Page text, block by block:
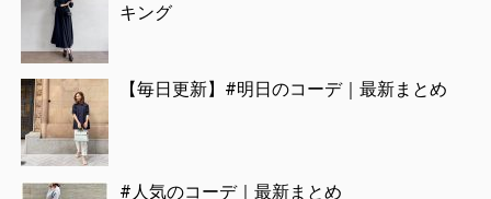
キング
【毎日更新】#明日のコーデ｜最新まとめ
#人気のコーデ｜最新まとめ